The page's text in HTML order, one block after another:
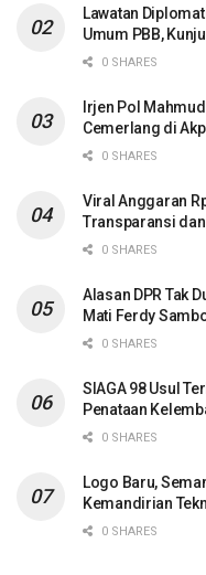
Lawatan
Umum PBB,
0 SHARES
Irjen Pol
Cemerlang di
0 SHARES
Viral Anggaran
Transparansi
0 SHARES
Alasan DPR Tak
Mati Ferdy
0 SHARES
SIAGA 98 Usul
Penataan
0 SHARES
Logo Baru,
Kemandirian
0 SHARES